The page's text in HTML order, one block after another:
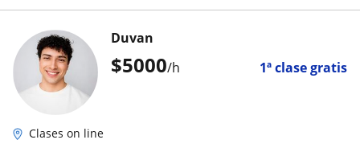
$5000/h 1ª clase gratis
Duvan
Clases on line